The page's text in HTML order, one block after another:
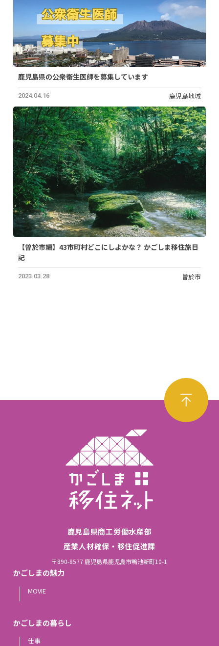
鹿児島県の公衆衛生医師を募集しています
2024.04.16 鹿児島地域
【曽於市編】43市町村どこにしよかな？ かごしま移住旅日
記
2023.03.28 曽於市
鹿児島県商工労働水産部
産業人材確保・移住促進課
〒890-8577 鹿児島県鹿児島市鴨池新町10-1
かごしまの魅力
MOVIE
かごしまの暮らし
仕事